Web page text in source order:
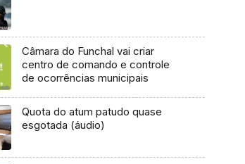
Câmara do Funchal vai criar
centro de comando e controle
de ocorrências municipais
Quota do atum patudo quase
esgotada (áudio)